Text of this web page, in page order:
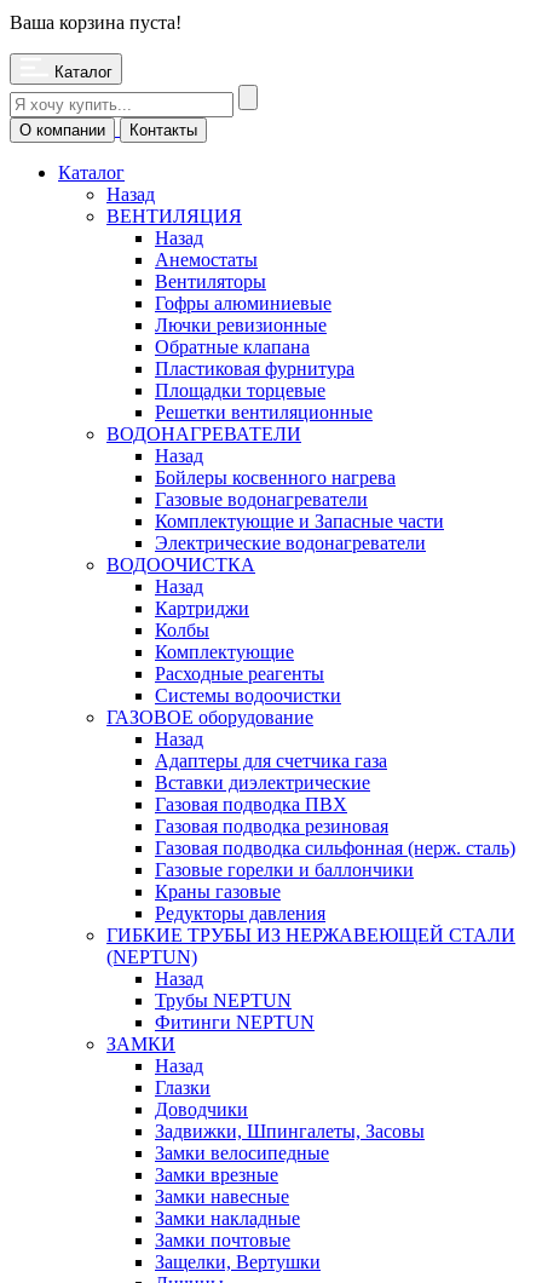
Ваша корзина пуста!
Каталог
О компании Контакты
Каталог
Назад
ВЕНТИЛЯЦИЯ
Назад
Анемостаты
Вентиляторы
Гофры алюминиевые
Лючки ревизионные
Обратные клапана
Пластиковая фурнитура
Площадки торцевые
Решетки вентиляционные
ВОДОНАГРЕВАТЕЛИ
Назад
Бойлеры косвенного нагрева
Газовые водонагреватели
Комплектующие и Запасные части
Электрические водонагреватели
ВОДООЧИСТКА
Назад
Картриджи
Колбы
Комплектующие
Расходные реагенты
Системы водоочистки
ГАЗОВОЕ оборудование
Назад
Адаптеры для счетчика газа
Вставки диэлектрические
Газовая подводка ПВХ
Газовая подводка резиновая
Газовая подводка сильфонная (нерж. сталь)
Газовые горелки и баллончики
Краны газовые
Редукторы давления
ГИБКИЕ ТРУБЫ ИЗ НЕРЖАВЕЮЩЕЙ СТАЛИ
(NEPTUN)
Назад
Трубы NEPTUN
Фитинги NEPTUN
ЗАМКИ
Назад
Глазки
Доводчики
Задвижки, Шпингалеты, Засовы
Замки велосипедные
Замки врезные
Замки навесные
Замки накладные
Замки почтовые
Защелки, Вертушки